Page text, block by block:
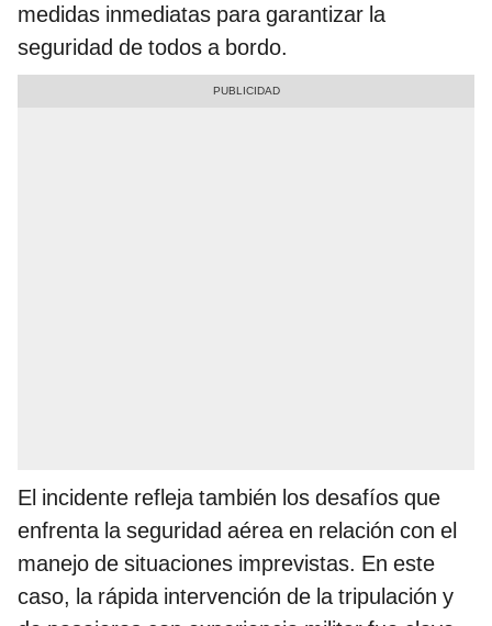
medidas inmediatas para garantizar la
seguridad de todos a bordo.
El incidente refleja también los desafíos que
enfrenta la seguridad aérea en relación con el
manejo de situaciones imprevistas. En este
caso, la rápida intervención de la tripulación y